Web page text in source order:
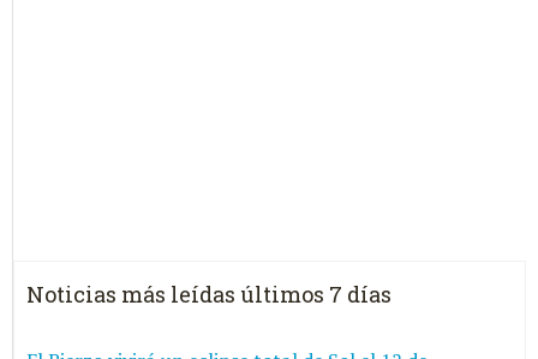
Noticias más leídas últimos 7 días